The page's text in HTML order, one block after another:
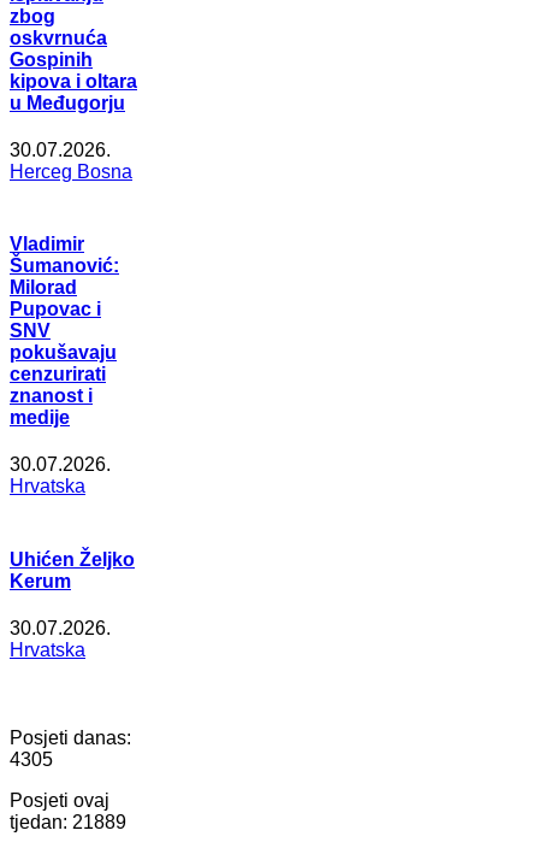
zbog
oskvrnuća
Gospinih
kipova i oltara
u Međugorju
30.07.2026.
Herceg Bosna
Vladimir
Šumanović:
Milorad
Pupovac i
SNV
pokušavaju
cenzurirati
znanost i
medije
30.07.2026.
Hrvatska
Uhićen Željko
Kerum
30.07.2026.
Hrvatska
Posjeti danas:
4305
Posjeti ovaj
tjedan: 21889